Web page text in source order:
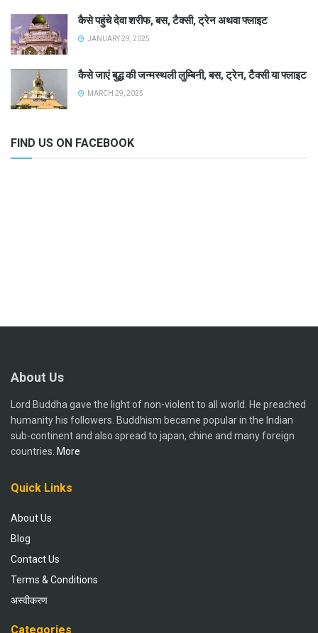
कैसे पहुंचे देवा शरीफ, बस, टैक्सी, ट्रेन अथवा फ्लाइट
JANUARY 29, 2025
कैसे जाएं बुद्ध की जन्मस्थली लुम्बिनी, बस, ट्रेन, टैक्सी या फ्लाइट
MARCH 29, 2025
FIND US ON FACEBOOK
About Us
Lord Buddha gave the light of non-violent to all world. He preached
humanity his followers. Buddhism became popular in the Indian
sub-continent and also spread to japan, chine and many foreign
countries. More
Quick Links
About Us
Blog
Contact Us
Terms & Conditions
अस्वीकरण
Categories